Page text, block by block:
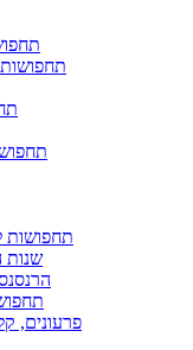
תחפושות לשנות
שנות ה-60 וה-70
הרנסנס
פרעונים,